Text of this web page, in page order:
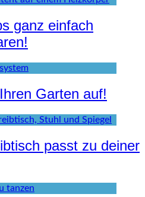
ganz einfach
Garten auf!
passt zu deiner